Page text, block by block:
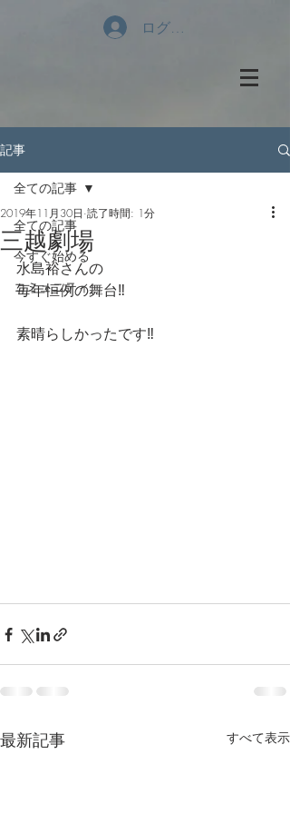
ログイン
記事
全ての記事
今すぐ始める
コミュニティ
全ての記事
三越劇場
2019年11月30日 読了時間: 1分
水島裕さんの
毎年恒例の舞台‼️
素晴らしかったです‼️
最新記事 すべて表示